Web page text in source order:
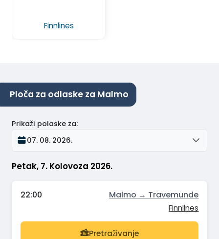
Finnlines
Ploča za odlaske za Malmo
Petak, 7. Kolovoza 2026.
Prikaži polaske za:
07. 08. 2026.
22:00 Malmo → Travemunde
Finnlines
Pretraživanje